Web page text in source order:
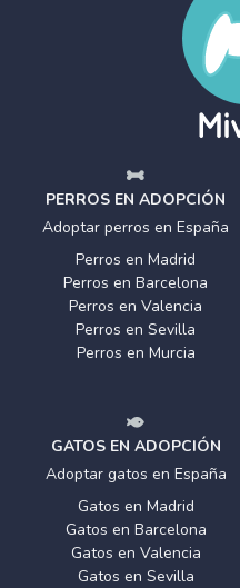
PERROS EN ADOPCIÓN
Adoptar perros en España
Perros en Madrid
Perros en Barcelona
Perros en Valencia
Perros en Sevilla
Perros en Murcia
GATOS EN ADOPCIÓN
Adoptar gatos en España
Gatos en Madrid
Gatos en Barcelona
Gatos en Valencia
Gatos en Sevilla